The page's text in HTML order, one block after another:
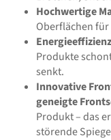
Hochwertige
Oberflächen
Produkte
senkt.
Innovative
geneigte
Produkt – das
störende